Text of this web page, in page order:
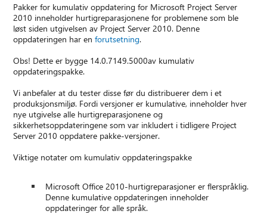
Pakker for kumulativ oppdatering for Microsoft Project Server
2010 inneholder hurtigreparasjonene for problemene som ble
løst siden utgivelsen av Project Server 2010. Denne
oppdateringen har enforutsetning.
Obs! Dette er bygge 14.0.7149.5000av kumulativ
oppdateringspakke.
Vi anbefaler at du tester disse før du distribuerer dem i et
produksjonsmiljø. Fordi versjoner er kumulative, inneholder hver
nye utgivelse alle hurtigreparasjonene og
sikkerhetsoppdateringene som var inkludert i tidligere Project
Server 2010 oppdatere pakke-versjoner.
Viktige notater om kumulativ oppdateringspakke
Microsoft Office 2010-hurtigreparasjoner er flerspråklig.
Denne kumulative oppdateringen inneholder
oppdateringer for alle språk.